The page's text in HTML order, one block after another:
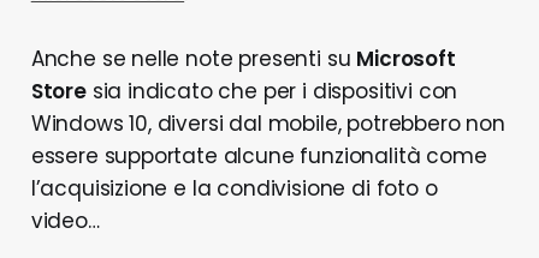
Anche se nelle note presenti su Microsoft
Storesia indicato che per i dispositivi con
Windows 10, diversi dal mobile, potrebbero non
essere supportate alcune funzionalità come
l’acquisizione e la condivisione di foto o
video…